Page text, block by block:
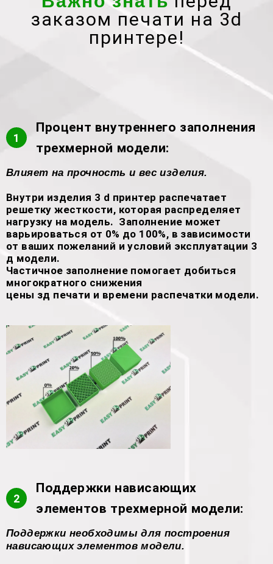
заказом печати на 3d
принтере!
1
Процент внутреннего заполнения
трехмерной модели:
Влияет на прочность и вес изделия.
Внутри изделия 3 d принтер распечатает
решетку жесткости, которая распределяет
нагрузку на модель. Заполнение может
варьироваться от 0% до 100%, в зависимости
от ваших пожеланий и условий эксплуатации 3
д модели.
Частичное заполнение помогает добиться
многократного снижения
цены зд печати и времени распечатки модели.
2
Поддержки нависающих
элементов трехмерной модели:
Поддержки необходимы для построения
нависающих элементов модели.